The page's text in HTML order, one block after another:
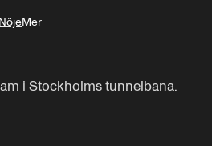
NöjeMer
i Stockholms tunnelbana.